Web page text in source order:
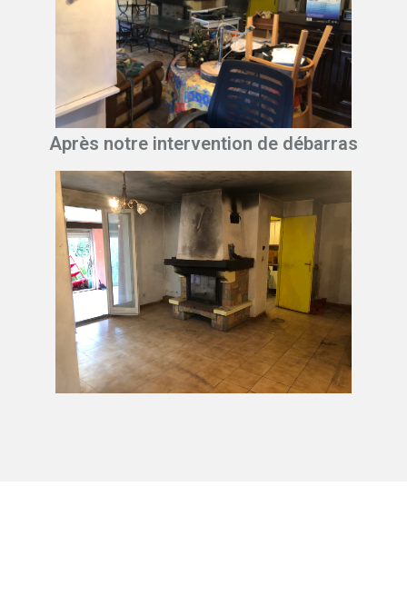
Après notre intervention de débarras